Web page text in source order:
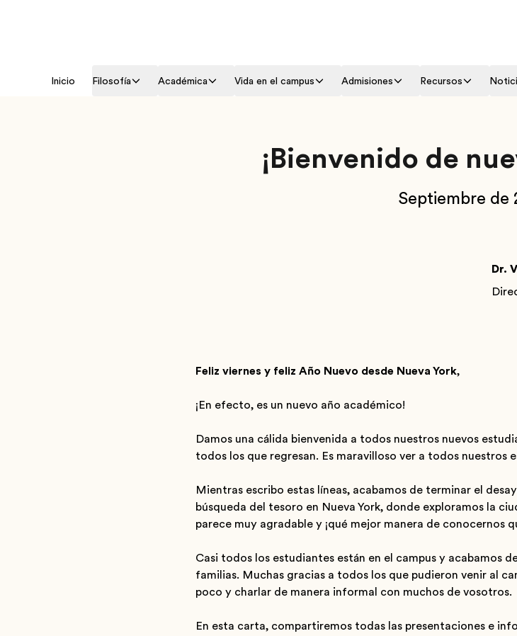
Inicio Filosofía Académica Vida en el campus Admisiones Recursos
¡Bienvenido de
Septiembre de
Dr.
Feliz viernes y feliz Año Nuevo desde Nueva York,
¡En efecto, es un nuevo año académico!
Damos una cálida bienvenida a todos nuestros nuevos
todos los que regresan. Es maravilloso ver a todos nuestros
Mientras escribo estas líneas, acabamos de terminar el
búsqueda del tesoro en Nueva York, donde exploramos la
parece muy agradable y ¡qué mejor manera de conocernos
Casi todos los estudiantes están en el campus y acabamos
familias. Muchas gracias a todos los que pudieron venir al
poco y charlar de manera informal con muchos de vosotros.
En esta carta, compartiremos todas las presentaciones e